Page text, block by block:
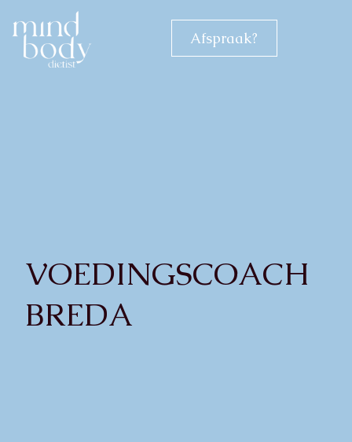
Afspraak?
VOEDINGSCOACH
BREDA